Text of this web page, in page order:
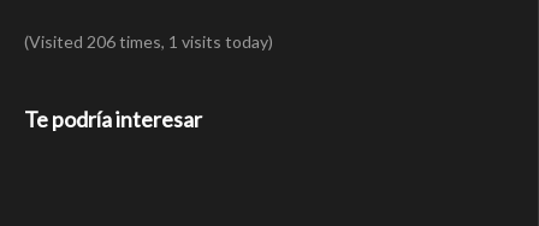
(Visited 206 times, 1 visits today)
Te podría interesar